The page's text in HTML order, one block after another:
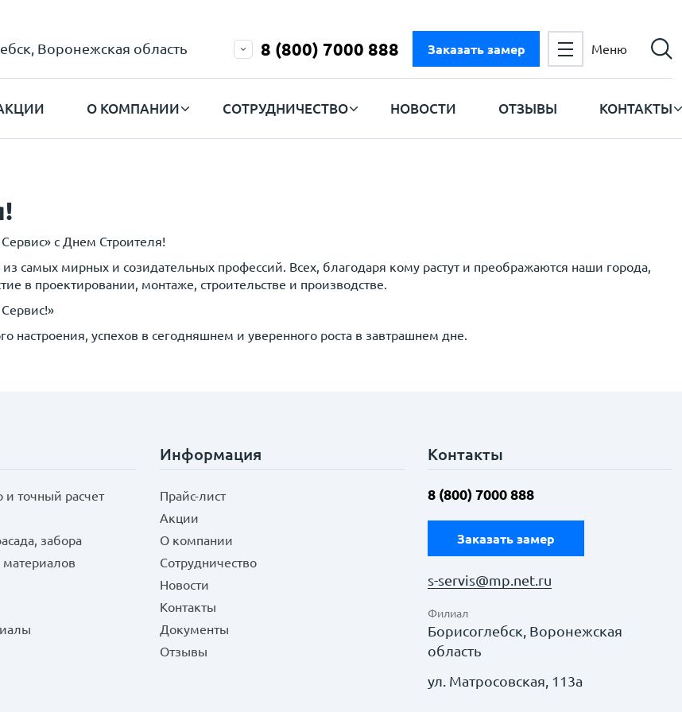
Воронежская область 8 (800) 7000 888 Заказать замер Меню
О КОМПАНИИ СОТРУДНИЧЕСТВО НОВОСТИ ОТЗЫВЫ КОНТАКТЫ
с Днем Строителя!
самых мирных и созидательных профессий. Всех, благодаря кому растут и преображаются наши города,
в проектировании, монтаже, строительстве и производстве.
успехов в сегодняшнем и уверенного роста в завтрашнем дне.
и точный расчет
забора
материалов
Информация
Прайс-лист
Акции
О компании
Сотрудничество
Новости
Контакты
Документы
Отзывы
Контакты
8 (800) 7000 888
Заказать замер
s-servis@mp.net.ru
Филиал
Борисоглебск, Воронежская
область
ул. Матросовская, 113а